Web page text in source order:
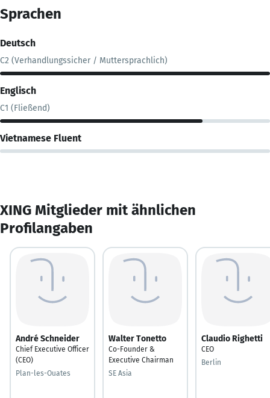
Sprachen
Deutsch
C2 (Verhandlungssicher / Muttersprachlich)
Englisch
C1 (Fließend)
Vietnamese Fluent
XING Mitglieder mit ähnlichen
Profilangaben
André Schneider
Chief Executive Officer
(CEO)
Plan-les-Ouates
Walter Tonetto
Co-Founder &
Executive Chairman
SE Asia
Claudio Righetti
CEO
Berlin